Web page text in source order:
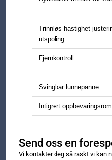
Trinnløs hastighet
utspoling
Fjernkontroll
Svingbar lunnepanne
Intigrert oppbevaringsrom
Send oss en
Vi kontakter deg så raskt vi kan